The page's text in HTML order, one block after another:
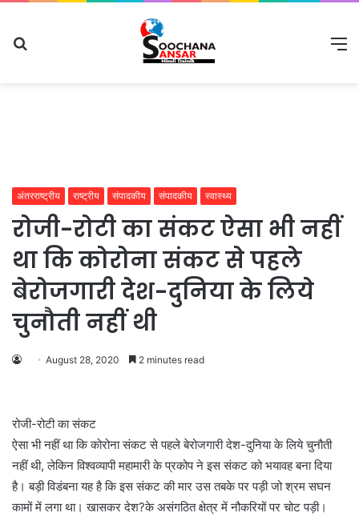
अंतरराष्ट्रीय राष्ट्रीय संपादकीय संपादकीय स्वास्थ्य
रोजी-रोटी का संकट ऐसा भी नहीं
था कि कोरोना संकट से पहले
बेरोजगारी देश-दुनिया के लिये
चुनौती नहीं थी
August 28, 2020 2 minutes read
रोजी-रोटी का संकट
ऐसा भी नहीं था कि कोरोना संकट से पहले बेरोजगारी देश-दुनिया के लिये चुनौती
नहीं थी, लेकिन विश्वव्यापी महामारी के प्रकोप ने इस संकट को भयावह बना दिया
है। बड़ी विडंबना यह है कि इस संकट की मार उस तबके पर पड़ी जो श्रम सघन
कामों में लगा था। खासकर देश?के असंगठित क्षेत्र में नौकरियों पर चोट पड़ी।